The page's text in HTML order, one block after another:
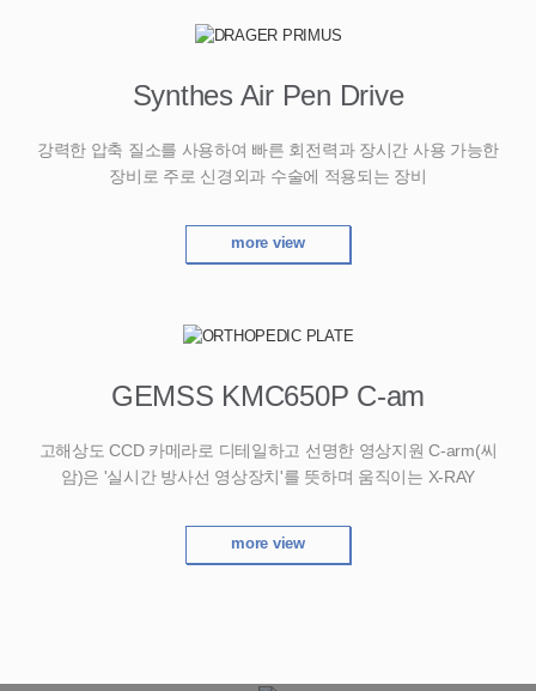
Synthes Air Pen Drive
강력한 압축 질소를 사용하여 빠른 회전력과 장시간 사용 가능한
장비로 주로 신경외과 수술에 적용되는 장비
more view
GEMSS KMC650P C-am
고해상도 CCD 카메라로 디테일하고 선명한 영상지원 C-arm(씨
암)은 '실시간 방사선 영상장치'를 뜻하며 움직이는 X-RAY
more view